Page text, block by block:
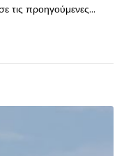
τις προηγούμενες...